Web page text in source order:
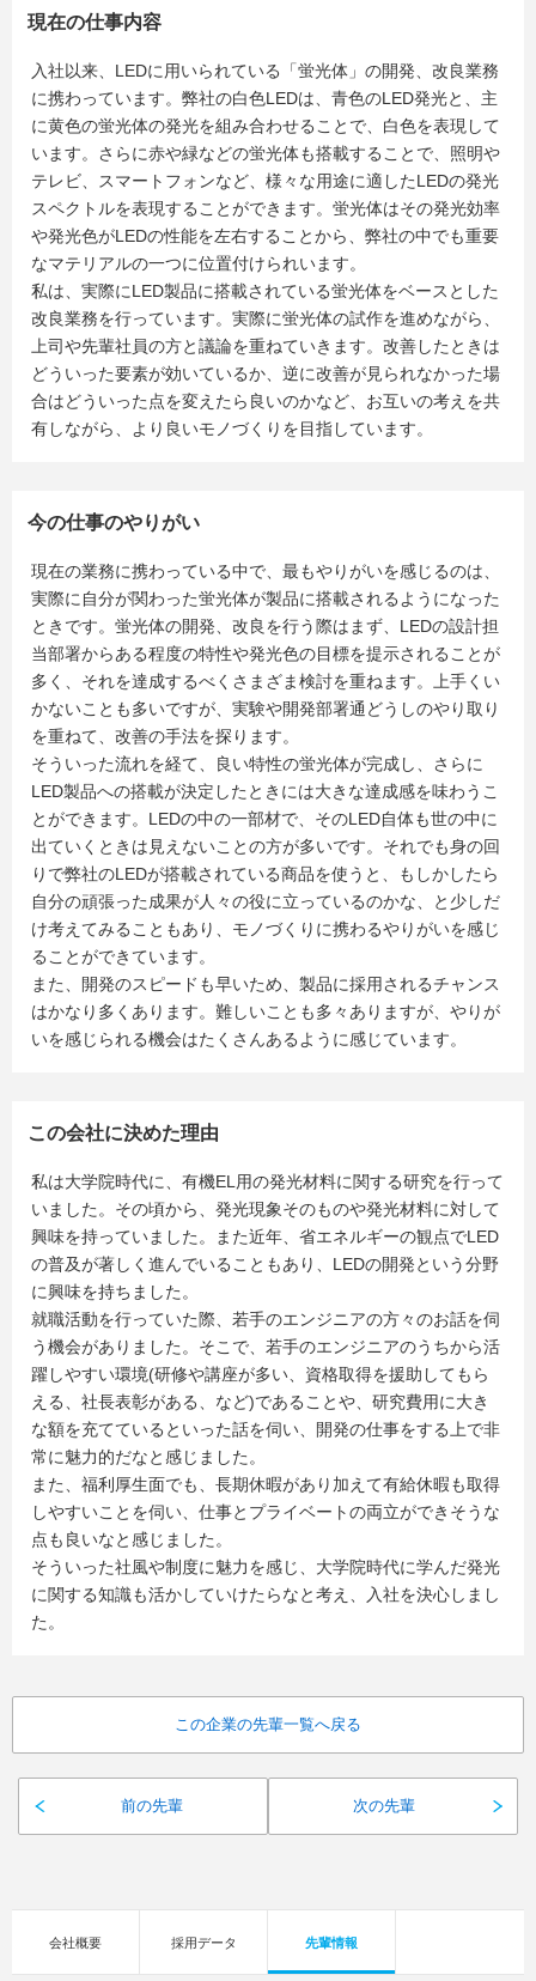
現在の仕事内容
入社以来、LEDに用いられている「蛍光体」の開発、改良業務
に携わっています。弊社の白色LEDは、青色のLED発光と、主
に黄色の蛍光体の発光を組み合わせることで、白色を表現して
います。さらに赤や緑などの蛍光体も搭載することで、照明や
テレビ、スマートフォンなど、様々な用途に適したLEDの発光
スペクトルを表現することができます。蛍光体はその発光効率
や発光色がLEDの性能を左右することから、弊社の中でも重要
なマテリアルの一つに位置付けられいます。
私は、実際にLED製品に搭載されている蛍光体をベースとした
改良業務を行っています。実際に蛍光体の試作を進めながら、
上司や先輩社員の方と議論を重ねていきます。改善したときは
どういった要素が効いているか、逆に改善が見られなかった場
合はどういった点を変えたら良いのかなど、お互いの考えを共
有しながら、より良いモノづくりを目指しています。
今の仕事のやりがい
現在の業務に携わっている中で、最もやりがいを感じるのは、
実際に自分が関わった蛍光体が製品に搭載されるようになった
ときです。蛍光体の開発、改良を行う際はまず、LEDの設計担
当部署からある程度の特性や発光色の目標を提示されることが
多く、それを達成するべくさまざま検討を重ねます。上手くい
かないことも多いですが、実験や開発部署通どうしのやり取り
を重ねて、改善の手法を探ります。
そういった流れを経て、良い特性の蛍光体が完成し、さらに
LED製品への搭載が決定したときには大きな達成感を味わうこ
とができます。LEDの中の一部材で、そのLED自体も世の中に
出ていくときは見えないことの方が多いです。それでも身の回
りで弊社のLEDが搭載されている商品を使うと、もしかしたら
自分の頑張った成果が人々の役に立っているのかな、と少しだ
け考えてみることもあり、モノづくりに携わるやりがいを感じ
ることができています。
また、開発のスピードも早いため、製品に採用されるチャンス
はかなり多くあります。難しいことも多々ありますが、やりが
いを感じられる機会はたくさんあるように感じています。
この会社に決めた理由
私は大学院時代に、有機EL用の発光材料に関する研究を行って
いました。その頃から、発光現象そのものや発光材料に対して
興味を持っていました。また近年、省エネルギーの観点でLED
の普及が著しく進んでいることもあり、LEDの開発という分野
に興味を持ちました。
就職活動を行っていた際、若手のエンジニアの方々のお話を伺
う機会がありました。そこで、若手のエンジニアのうちから活
躍しやすい環境(研修や講座が多い、資格取得を援助してもら
える、社長表彰がある、など)であることや、研究費用に大き
な額を充てているといった話を伺い、開発の仕事をする上で非
常に魅力的だなと感じました。
また、福利厚生面でも、長期休暇があり加えて有給休暇も取得
しやすいことを伺い、仕事とプライベートの両立ができそうな
点も良いなと感じました。
そういった社風や制度に魅力を感じ、大学院時代に学んだ発光
に関する知識も活かしていけたらなと考え、入社を決心しまし
た。
前の先輩
この企業の先輩一覧へ戻る
次の先輩
会社概要 採用データ 先輩情報